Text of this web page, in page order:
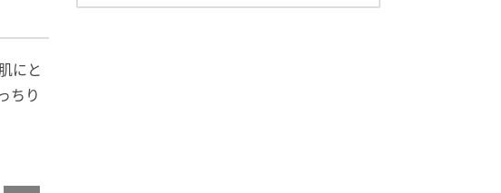
にと
ちり